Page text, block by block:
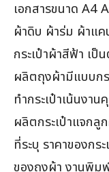
เอกสารขนาด A4
ผ้าดิบ ผ้าร่ม ผ้าแ
กระเป๋าผ้าสีฟ้า เ
ผลิตถุงผ้ามีแบบกร
ทำกระเป๋าเน้นงา
ผลิตกระเป๋าแจก
ที่ระบุ ราคาของกร
ของถุงผ้า งานพิม